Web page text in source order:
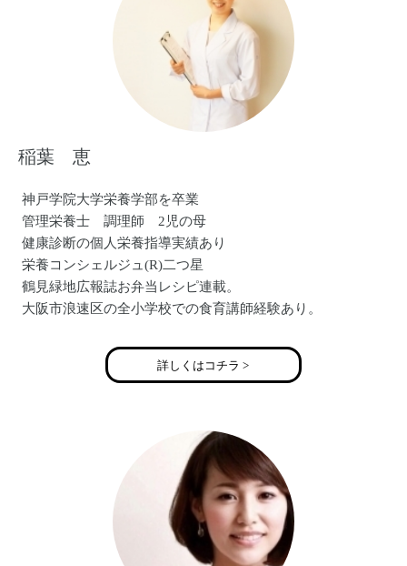
稲葉 恵
神戸学院大学栄養学部を卒業
管理栄養士 調理師 2児の母
健康診断の個人栄養指導実績あり
栄養コンシェルジュ(R)二つ星
鶴見緑地広報誌お弁当レシピ連載。
大阪市浪速区の全小学校での食育講師経験あり。
い いのちをつなぐ 生きる力をつける食育
詳しくはコチラ >